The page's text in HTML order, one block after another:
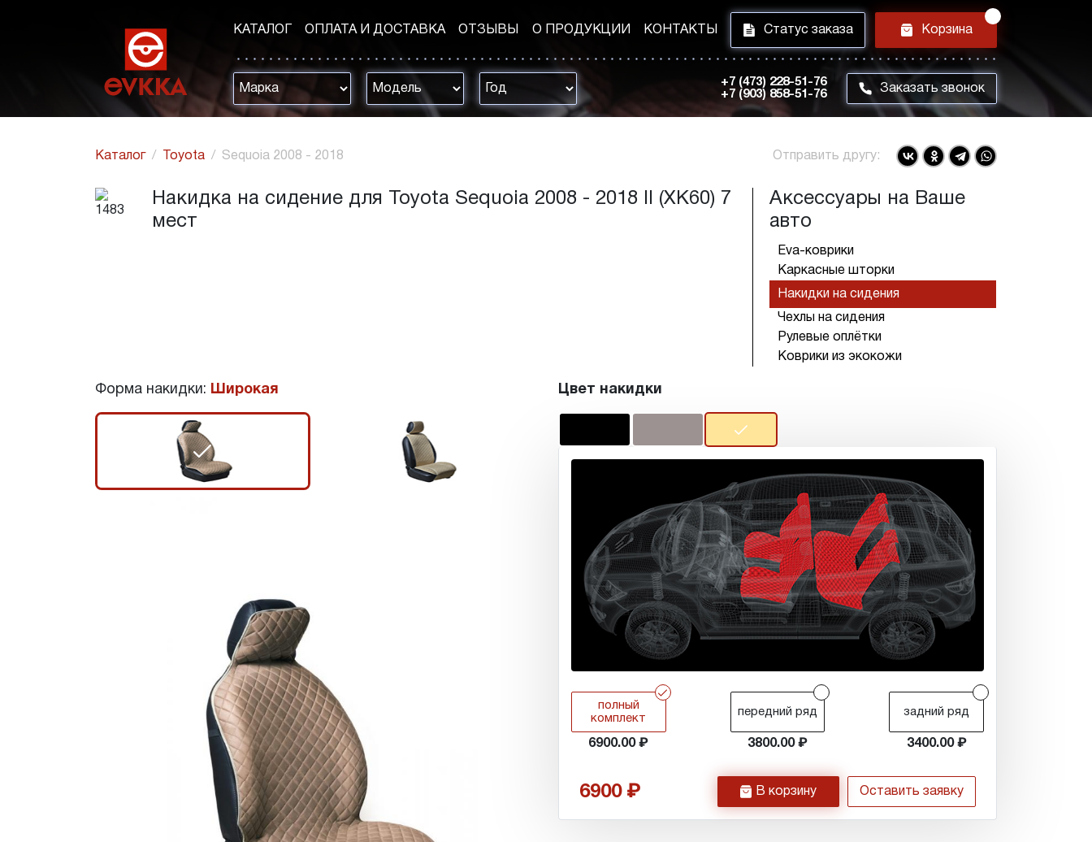
КАТАЛОГ ОПЛАТА И ДОСТАВКА ОТЗЫВЫ О ПРОДУКЦИИ КОНТАКТЫ i Статус заказа h Корзина
+7 (473) 228-51-76
+7 (903) 858-51-76
m Заказать звонок
Каталог Toyota Sequoia 2008 - 2018 Отправить другу:
Накидка на сидение для Toyota Sequoia 2008 - 2018 II (XK60) 7
мест
Аксессуары на Ваше
авто
Eva-коврики
Каркасные шторки
Накидки на сидения
Чехлы на сидения
Рулевые оплётки
Коврики из экокожи
Форма накидки: Широкая
r
Цвет накидки
r
полный
комплект
6900.00
передний ряд
3800.00
задний ряд
3400.00
6900 h В корзину Оставить заявку